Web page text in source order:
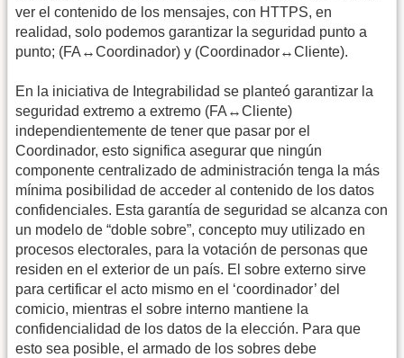
ver el contenido de los mensajes, con HTTPS, en
realidad, solo podemos garantizar la seguridad punto a
punto; (FA↔Coordinador) y (Coordinador↔Cliente).
En la iniciativa de Integrabilidad se planteó garantizar la
seguridad extremo a extremo (FA↔Cliente)
independientemente de tener que pasar por el
Coordinador, esto significa asegurar que ningún
componente centralizado de administración tenga la más
mínima posibilidad de acceder al contenido de los datos
confidenciales. Esta garantía de seguridad se alcanza con
un modelo de “doble sobre”, concepto muy utilizado en
procesos electorales, para la votación de personas que
residen en el exterior de un país. El sobre externo sirve
para certificar el acto mismo en el ‘coordinador’ del
comicio, mientras el sobre interno mantiene la
confidencialidad de los datos de la elección. Para que
esto sea posible, el armado de los sobres debe